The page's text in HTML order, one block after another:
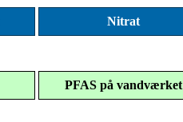
Nitrat
PFAS på vandværket